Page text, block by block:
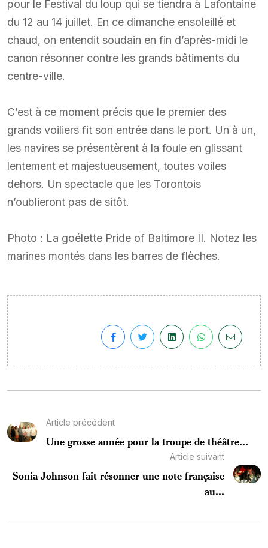
pour le Festival du loup qui se tiendra à Lafontaine
du 12 au 14 juillet. En ce dimanche ensoleillé et
chaud, on entendit soudain en fin d’après-midi le
canon résonner contre les grands bâtiments du
centre-ville.
C’est à ce moment précis que le premier des
grands voiliers fit son entrée dans le port. Un à un,
les navires se présentèrent à la foule en glissant
lentement et majestueusement, toutes voiles
dehors. Un spectacle que les Torontois
n’oublieront pas de sitôt.
Photo : La goélette Pride of Baltimore II. Notez les
marines montés dans les barres de flèches.
Article précédent
Une grosse année pour la troupe de théâtre...
Article suivant
Sonia Johnson fait résonner une note française
au...